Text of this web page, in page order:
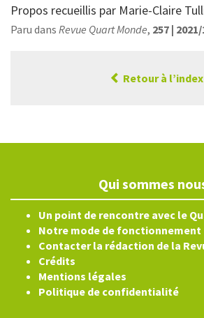
Propos recueillis par Marie-Claire
Paru dans Revue Quart Monde, 257 | 2021/
Retour à l’index
Qui sommes
Un point de rencontre avec le
Notre mode de fonctionnement
Contacter la rédaction de la
Crédits
Mentions légales
Politique de confidentialité